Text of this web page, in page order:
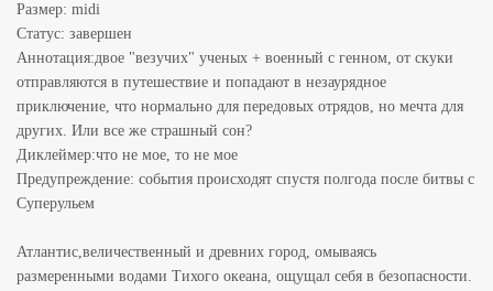
Размер: midi
Статус: завершен
Аннотация:двое "везучих" ученых + военный с генном, от скуки
отправляются в путешествие и попадают в незаурядное
приключение, что нормально для передовых отрядов, но мечта для
других. Или все же страшный сон?
Диклеймер:что не мое, то не мое
Предупреждение: события происходят спустя полгода после битвы с
Суперульем
Атлантис,величественный и древних город, омываясь
размеренными водами Тихого океана, ощущал себя в безопасности.